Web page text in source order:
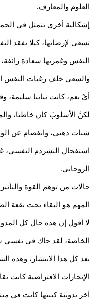
العلوم والمعارف.
إشكالية أخرى تتمثل في
تسعى لإرضائها، كيلا تفقد
النفس وغمرتها سعادة
والسعي خلف رغبات النفس
أيْ نعم، كانت نياتنا سليمة،
لكنَّ الأسلوبَ كان خاطئا،
شتات ذهني، وانفصام عن
استفحال التشرذم النفسي،
الروحاني.
حالات من توهم القوة
المهم هو البقاء تحت
لا أقول إن هذه حال كل
الخاصة، لقد حاك في نفسي
بعد كل هذا الانتشار، وهذه
الإنجازات الافتراضية كانت